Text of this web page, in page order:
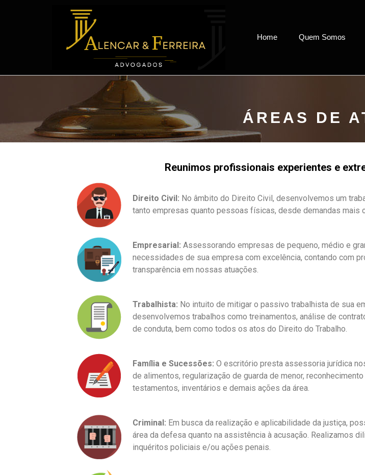
Home Quem Somos
ÁREAS DE
Reunimos profissionais experientes e
Direito Civil: No âmbito do Direito Civil, desenvolvemos um
tanto empresas quanto pessoas físicas, desde demandas mais
Empresarial: Assessorando empresas de pequeno, médio e
necessidades de sua empresa com excelência, contando com
transparência em nossas atuações.
Trabalhista: No intuito de mitigar o passivo trabalhista de sua
desenvolvemos trabalhos como treinamentos, análise de
de conduta, bem como todos os atos do Direito do Trabalho.
Família e Sucessões: O escritório presta assessoria jurídica
de alimentos, regularização de guarda de menor,
testamentos, inventários e demais ações da área.
Criminal: Em busca da realização e aplicabilidade da justiça,
área da defesa quanto na assistência à acusação. Realizamos
inquéritos policiais e/ou ações penais.